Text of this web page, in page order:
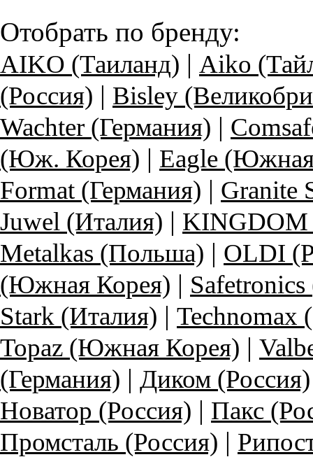
Отобрать по бренду:
AIKO (Таиланд) | Aiko
(Россия) | Bisley
Wachter (Германия) |
(Юж. Корея) | Eagle
Format (Германия) |
Juwel (Италия) | KINGDOM
Metalkas (Польша) | OLDI
(Южная Корея) |
Stark (Италия) | Technomax
Topaz (Южная Корея) |
(Германия) | Диком (Россия)
Новатор (Россия) | Пакс
Промсталь (Россия) |